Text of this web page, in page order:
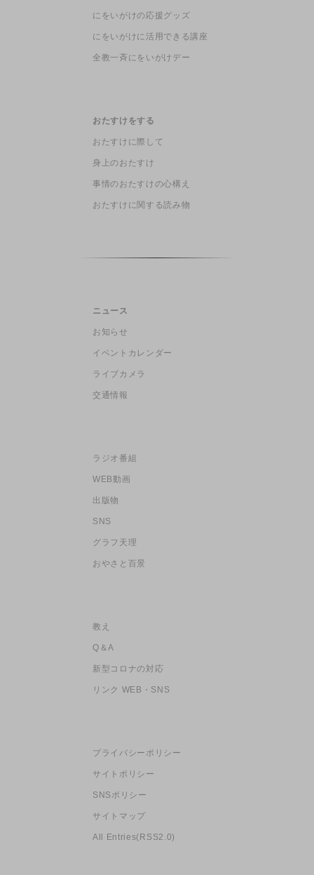
にをいがけの応援グッズ
にをいがけに活用できる講座
全教一斉にをいがけデー
おたすけをする
おたすけに際して
身上のおたすけ
事情のおたすけの心構え
おたすけに関する読み物
ニュース
お知らせ
イベントカレンダー
ライブカメラ
交通情報
ラジオ番組
WEB動画
出版物
SNS
グラフ天理
おやさと百景
教え
Q＆A
新型コロナの対応
リンク WEB・SNS
プライバシーポリシー
サイトポリシー
SNSポリシー
サイトマップ
All Entries(RSS2.0)